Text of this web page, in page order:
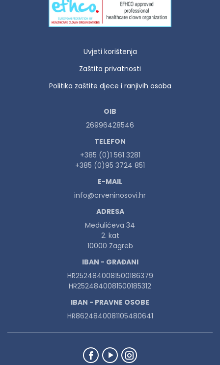
Uvjeti korištenja
Zaštita privatnosti
Politika zaštite djece i ranjivih osoba
OIB
26996428546
TELEFON
+385 (0)1 561 3281
+385 (0)95 3724 851
E-MAIL
info@crveninosovi.hr
ADRESA
Medulićeva 34
2. kat
10000 Zagreb
IBAN - GRAĐANI
HR2524840081500186379
HR2524840081500185312
IBAN - PRAVNE OSOBE
HR8624840081105480641